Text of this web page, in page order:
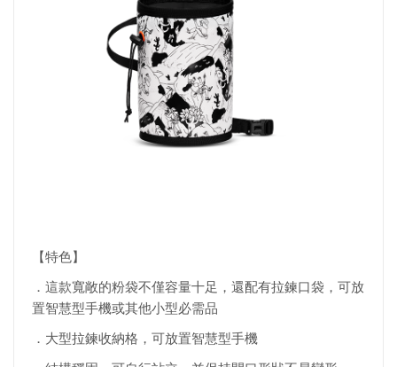
【特色】
．這款寬敞的粉袋不僅容量十足，還配有拉鍊口袋，可放
置智慧型手機或其他小型必需品
．大型拉鍊收納格，可放置智慧型手機